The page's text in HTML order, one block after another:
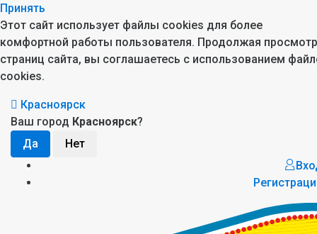
Принять
Этот сайт использует файлы cookies для более
комфортной работы пользователя. Продолжая просмотр
страниц сайта, вы соглашаетесь с использованием
cookies.
Красноярск
Ваш город Красноярск?